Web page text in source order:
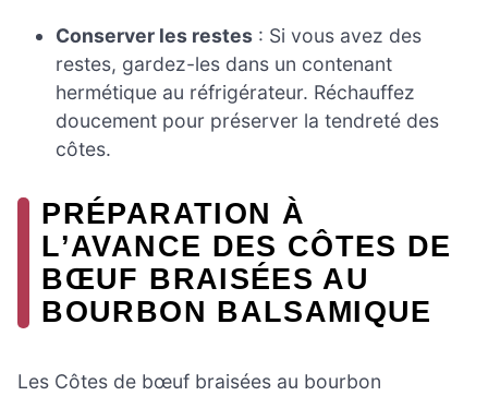
Conserver les restes : Si vous avez des
restes, gardez-les dans un contenant
hermétique au réfrigérateur. Réchauffez
doucement pour préserver la tendreté des
côtes.
PRÉPARATION À
L’AVANCE DES CÔTES DE
BŒUF BRAISÉES AU
BOURBON BALSAMIQUE
Les Côtes de bœuf braisées au bourbon